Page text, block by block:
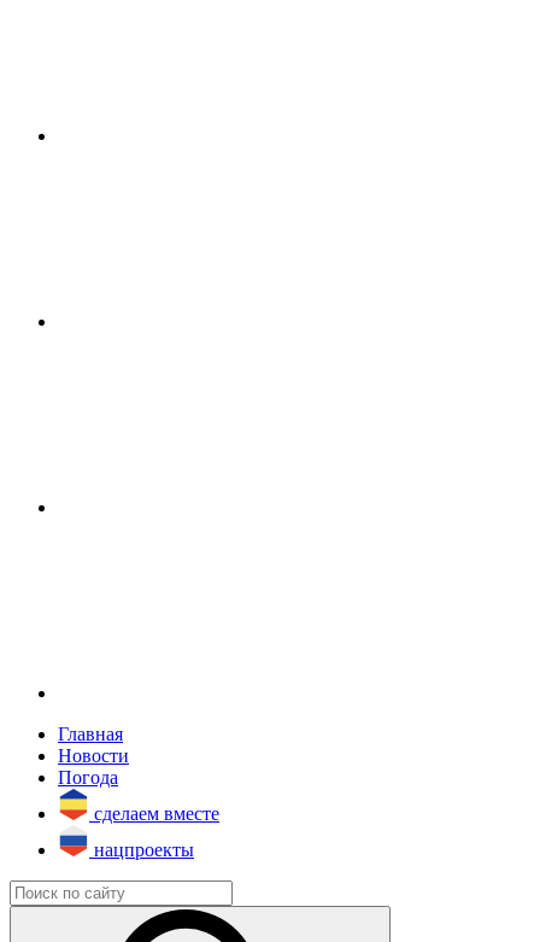
Главная
Новости
Погода
сделаем вместе
нацпроекты